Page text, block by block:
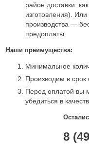
район доставки:
изготовления).
производства —
предоплаты.
Наши преимущества:
Минимальное
Производим в срок
Перед оплатой вы
убедиться в
8